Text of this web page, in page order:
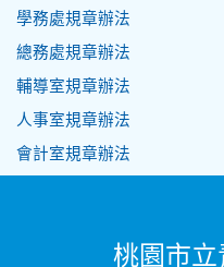
學務處規章辦法
總務處規章辦法
輔導室規章辦法
人事室規章辦法
會計室規章辦法
桃園市